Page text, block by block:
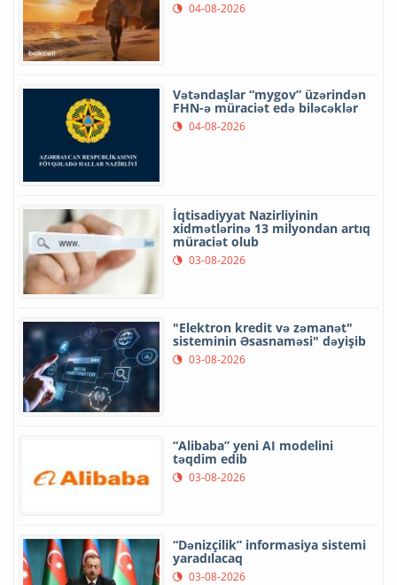
04-08-2026
Vətəndaşlar “mygov” üzərindən
FHN-ə müraciət edə biləcəklər
04-08-2026
İqtisadiyyat Nazirliyinin
xidmətlərinə 13 milyondan artıq
müraciət olub
03-08-2026
"Elektron kredit və zəmanət"
sisteminin Əsasnaməsi" dəyişib
03-08-2026
“Alibaba” yeni AI modelini
təqdim edib
03-08-2026
“Dənizçilik” informasiya sistemi
yaradılacaq
03-08-2026